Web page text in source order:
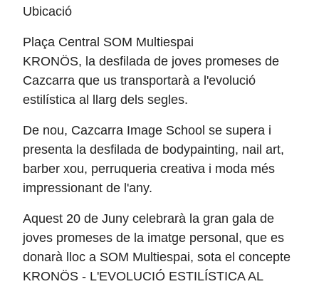
Ubicació
Plaça Central SOM Multiespai
KRONÖS, la desfilada de joves promeses de
Cazcarra que us transportarà a l'evolució
estilística al llarg dels segles.
De nou, Cazcarra Image School se supera i
presenta la desfilada de bodypainting, nail art,
barber xou, perruqueria creativa i moda més
impressionant de l'any.
Aquest 20 de Juny celebrarà la gran gala de
joves promeses de la imatge personal, que es
donarà lloc a SOM Multiespai, sota el concepte
KRONÖS - L'EVOLUCIÓ ESTILÍSTICA AL